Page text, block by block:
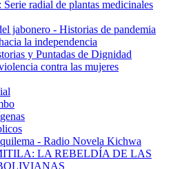
radial de plantas medicinales
jabonero - Historias de pandemia
la independencia
y Puntadas de Dignidad
contra las mujeres
- Radio Novela Kichwa
LA REBELDÍA DE LAS